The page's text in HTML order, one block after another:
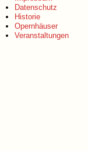
Datenschutz
Historie
Opernhäuser
Veranstaltungen